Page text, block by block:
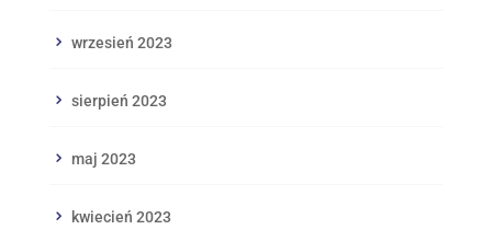
wrzesień 2023
sierpień 2023
maj 2023
kwiecień 2023